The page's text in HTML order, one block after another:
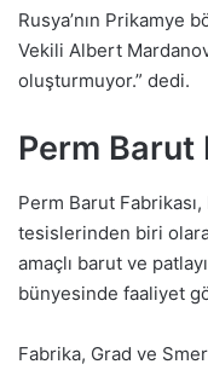
Rusya’nın Prikamye
Vekili Albert
oluşturmuyor.” dedi.
Perm Barut
Perm Barut
tesislerinden biri
amaçlı barut ve
bünyesinde faaliyet
Fabrika, Grad ve